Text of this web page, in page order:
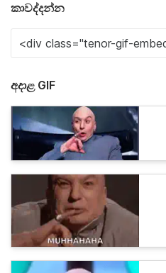
කාවද්දන්න
අදාළ GIF